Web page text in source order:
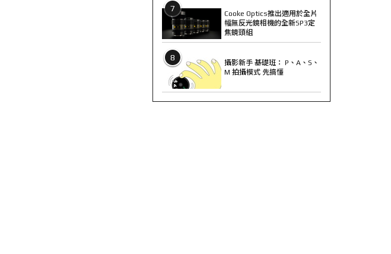
7
Cooke Optics推出適用於全片
幅無反光鏡相機的全新SP3定
焦鏡頭組
8
攝影新手 基礎班： P、A、S、
M 拍攝模式 先搞懂